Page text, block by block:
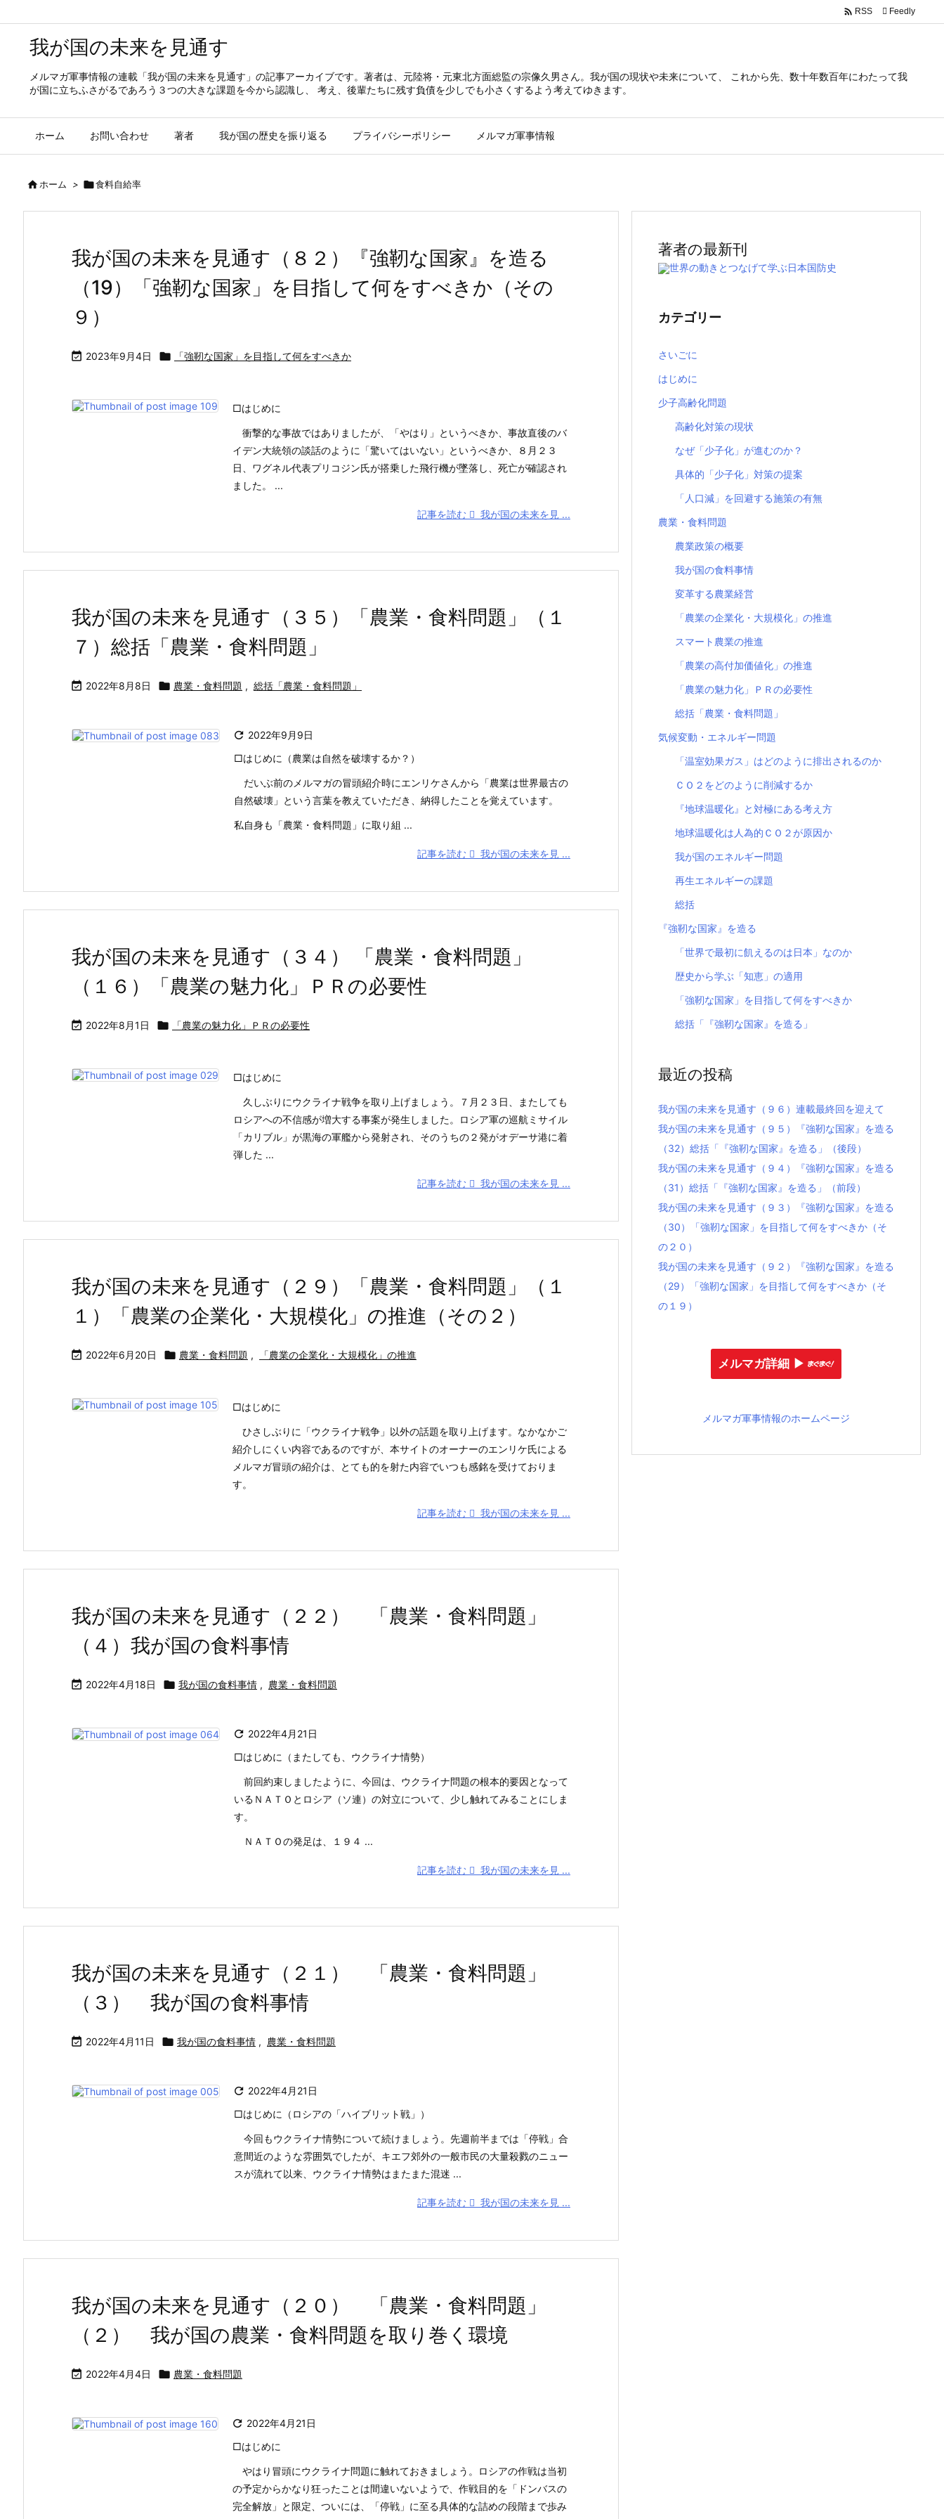
我が国の未来を見通す
メルマガ軍事情報の連載「我が国の未来を見通す」の記事アーカイブです。著者は、元陸将・元東北方面総監の宗像久男さん。我が国の現状や未来について、 これから先、数十年数百年にわたって我
が国に立ちふさがるであろう３つの大きな課題を今から認識し、 考え、後輩たちに残す負債を少しでも小さくするよう考えてゆきます。
ホーム お問い合わせ 著者 我が国の歴史を振り返る プライバシーポリシー メルマガ軍事情報
 RSS Feedly
ホーム > 食料自給率
我が国の未来を見通す（８２）『強靭な国家』を造る
（19）「強靭な国家」を目指して何をすべきか（その
９）
 2023年9月4日  「強靭な国家」を目指して何をすべきか
□はじめに
衝撃的な事故ではありましたが、「やはり」というべきか、事故直後のバ
イデン大統領の談話のように「驚いてはいない」というべきか、８月２３
日、ワグネル代表プリコジン氏が搭乗した飛行機が墜落し、死亡が確認され
ました。 ...
記事を読む 我が国の未来を見 ...
我が国の未来を見通す（３５）「農業・食料問題」（１
７）総括「農業・食料問題」
 2022年8月8日  農業・食料問題 , 総括「農業・食料問題」
 2022年9月9日
□はじめに（農業は自然を破壊するか？）
だいぶ前のメルマガの冒頭紹介時にエンリケさんから「農業は世界最古の
自然破壊」という言葉を教えていただき、納得したことを覚えています。
私自身も「農業・食料問題」に取り組 ...
記事を読む 我が国の未来を見 ...
我が国の未来を見通す（３４） 「農業・食料問題」
（１６）「農業の魅力化」ＰＲの必要性
 2022年8月1日  「農業の魅力化」ＰＲの必要性
□はじめに
久しぶりにウクライナ戦争を取り上げましょう。７月２３日、またしても
ロシアへの不信感が増大する事案が発生しました。ロシア軍の巡航ミサイル
「カリブル」が黒海の軍艦から発射され、そのうちの２発がオデーサ港に着
弾した ...
記事を読む 我が国の未来を見 ...
我が国の未来を見通す（２９）「農業・食料問題」（１
１）「農業の企業化・大規模化」の推進（その２）
 2022年6月20日  農業・食料問題 , 「農業の企業化・大規模化」の推進
□はじめに
ひさしぶりに「ウクライナ戦争」以外の話題を取り上げます。なかなかご
紹介しにくい内容であるのですが、本サイトのオーナーのエンリケ氏による
メルマガ冒頭の紹介は、とても的を射た内容でいつも感銘を受けておりま
す。
記事を読む 我が国の未来を見 ...
我が国の未来を見通す（２２） 「農業・食料問題」
（４）我が国の食料事情
 2022年4月18日  我が国の食料事情 , 農業・食料問題
 2022年4月21日
□はじめに（またしても、ウクライナ情勢）
前回約束しましたように、今回は、ウクライナ問題の根本的要因となって
いるＮＡＴＯとロシア（ソ連）の対立について、少し触れてみることにしま
す。
ＮＡＴＯの発足は、１９４ ...
記事を読む 我が国の未来を見 ...
我が国の未来を見通す（２１） 「農業・食料問題」
（３） 我が国の食料事情
 2022年4月11日  我が国の食料事情 , 農業・食料問題
 2022年4月21日
□はじめに（ロシアの「ハイブリット戦」）
今回もウクライナ情勢について続けましょう。先週前半までは「停戦」合
意間近のような雰囲気でしたが、キエフ郊外の一般市民の大量殺戮のニュー
スが流れて以来、ウクライナ情勢はまたまた混迷 ...
記事を読む 我が国の未来を見 ...
我が国の未来を見通す（２０） 「農業・食料問題」
（２） 我が国の農業・食料問題を取り巻く環境
 2022年4月4日  農業・食料問題
 2022年4月21日
□はじめに
やはり冒頭にウクライナ問題に触れておきましょう。ロシアの作戦は当初
の予定からかなり狂ったことは間違いないようで、作戦目的を「ドンバスの
完全解放」と限定、ついには、「停戦」に至る具体的な詰めの段階まで歩み
著者の最新刊
世界の動きとつなげて学ぶ日本国防史
カテゴリー
さいごに
はじめに
少子高齢化問題
高齢化対策の現状
なぜ「少子化」が進むのか？
具体的「少子化」対策の提案
「人口減」を回避する施策の有無
農業・食料問題
農業政策の概要
我が国の食料事情
変革する農業経営
「農業の企業化・大規模化」の推進
スマート農業の推進
「農業の高付加価値化」の推進
「農業の魅力化」ＰＲの必要性
総括「農業・食料問題」
気候変動・エネルギー問題
「温室効果ガス」はどのように排出されるのか
ＣＯ２をどのように削減するか
『地球温暖化』と対極にある考え方
地球温暖化は人為的ＣＯ２が原因か
我が国のエネルギー問題
再生エネルギーの課題
総括
『強靭な国家』を造る
「世界で最初に飢えるのは日本」なのか
歴史から学ぶ「知恵」の適用
「強靭な国家」を目指して何をすべきか
総括「『強靭な国家』を造る」
最近の投稿
我が国の未来を見通す（９６）連載最終回を迎えて
我が国の未来を見通す（９５）『強靭な国家』を造る
（32）総括「『強靭な国家』を造る」（後段）
我が国の未来を見通す（９４）『強靭な国家』を造る
（31）総括「『強靭な国家』を造る」（前段）
我が国の未来を見通す（９３）『強靭な国家』を造る
（30）「強靭な国家」を目指して何をすべきか（そ
の２０）
我が国の未来を見通す（９２）『強靭な国家』を造る
（29）「強靭な国家」を目指して何をすべきか（そ
の１９）
メルマガ詳細 ▶︎
メルマガ軍事情報のホームページ